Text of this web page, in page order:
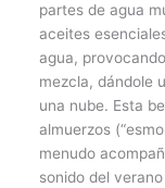
partes de agua
aceites
agua,
mezcla, dándole
una nube. Esta
almuerzos
menudo
sonido del